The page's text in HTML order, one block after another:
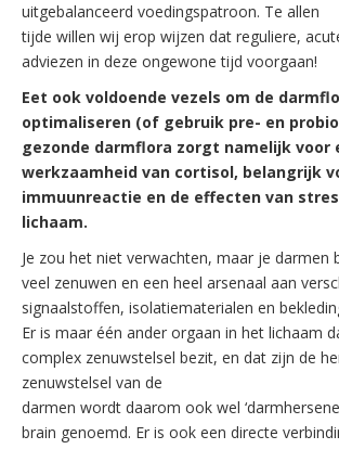
uitgebalanceerd voedingspatroon. Te allen
tijde willen wij erop wijzen dat reguliere,
adviezen in deze ongewone tijd voorgaan!
Eet ook voldoende vezels om de
optimaliseren (of gebruik pre- en
gezonde darmflora zorgt namelijk voor
werkzaamheid van cortisol, belangrijk
immuunreactie en de effecten van
lichaam.
Je zou het niet verwachten, maar je darmen
veel zenuwen en een heel arsenaal aan
signaalstoffen, isolatiematerialen en
Er is maar één ander orgaan in het lichaam
complex zenuwstelsel bezit, en dat zijn de
zenuwstelsel van de
darmen wordt daarom ook wel
brain genoemd. Er is ook een directe